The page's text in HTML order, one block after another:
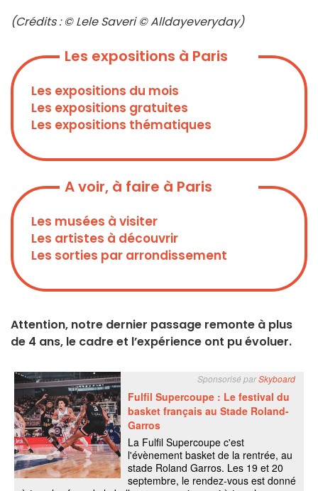
(Crédits : © Lele Saveri © Alldayeveryday)
Les expositions à Paris
Les expositions du mois
Les expositions gratuites
Les expositions thématiques
A voir, à faire à Paris
Les musées à visiter
Les artistes à découvrir
Les sorties par arrondissement
Attention, notre dernier passage remonte à plus
de 4 ans, le cadre et l’expérience ont pu évoluer.